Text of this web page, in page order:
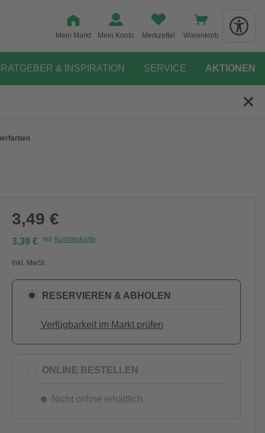
Mein Markt Mein Konto Merkzettel Warenkorb
RATGEBER & INSPIRATION SERVICE AKTIONEN
3,49 €
3,39 € mit Kundenkarte
Inkl. MwSt.
RESERVIEREN & ABHOLEN
Verfügbarkeit im Markt prüfen
ONLINE BESTELLEN
Nicht online erhältlich